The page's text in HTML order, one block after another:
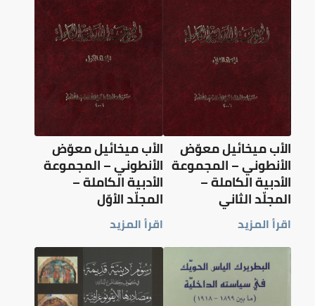
الأب ميخائيل معوّض
الأنطوني – المجموعة
الأدبية الكاملة –
المجلّد الثاني
اقرأ المزيد
الأب ميخائيل معوّض
الأنطوني – المجموعة
الأدبية الكاملة –
المجلّد الأوّل
اقرأ المزيد